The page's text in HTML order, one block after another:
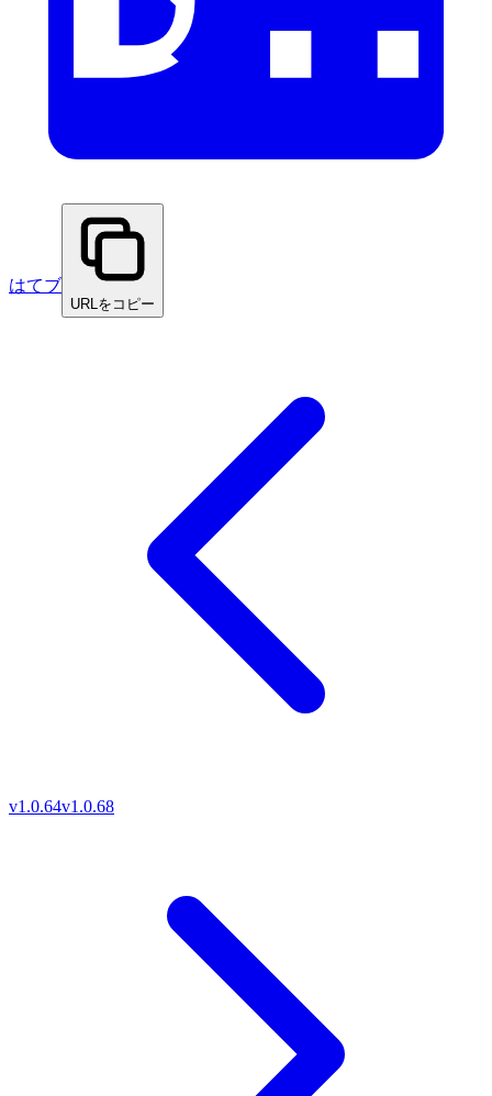
はてブ
URLをコピー
v1.0.64v1.0.68